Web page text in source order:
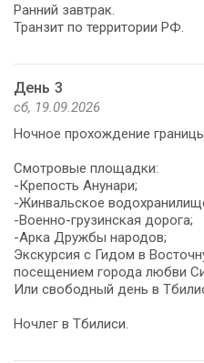
Ранний завтрак.
Транзит по территории РФ.
День 3
сб, 19.09.2026
Ночное прохождение
Смотровые площадки:
-Крепость Анунари;
-Жинвальское
-Военно-грузинская дорога;
-Арка Дружбы народов;
Экскурсия с Гидом в
посещением города любви
Или свободный день в
Ночлег в Тбилиси.